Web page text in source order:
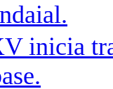
inicia